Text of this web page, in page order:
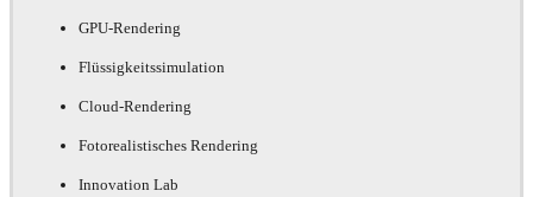
GPU-Rendering
Flüssigkeitssimulation
Cloud-Rendering
Fotorealistisches Rendering
Innovation Lab